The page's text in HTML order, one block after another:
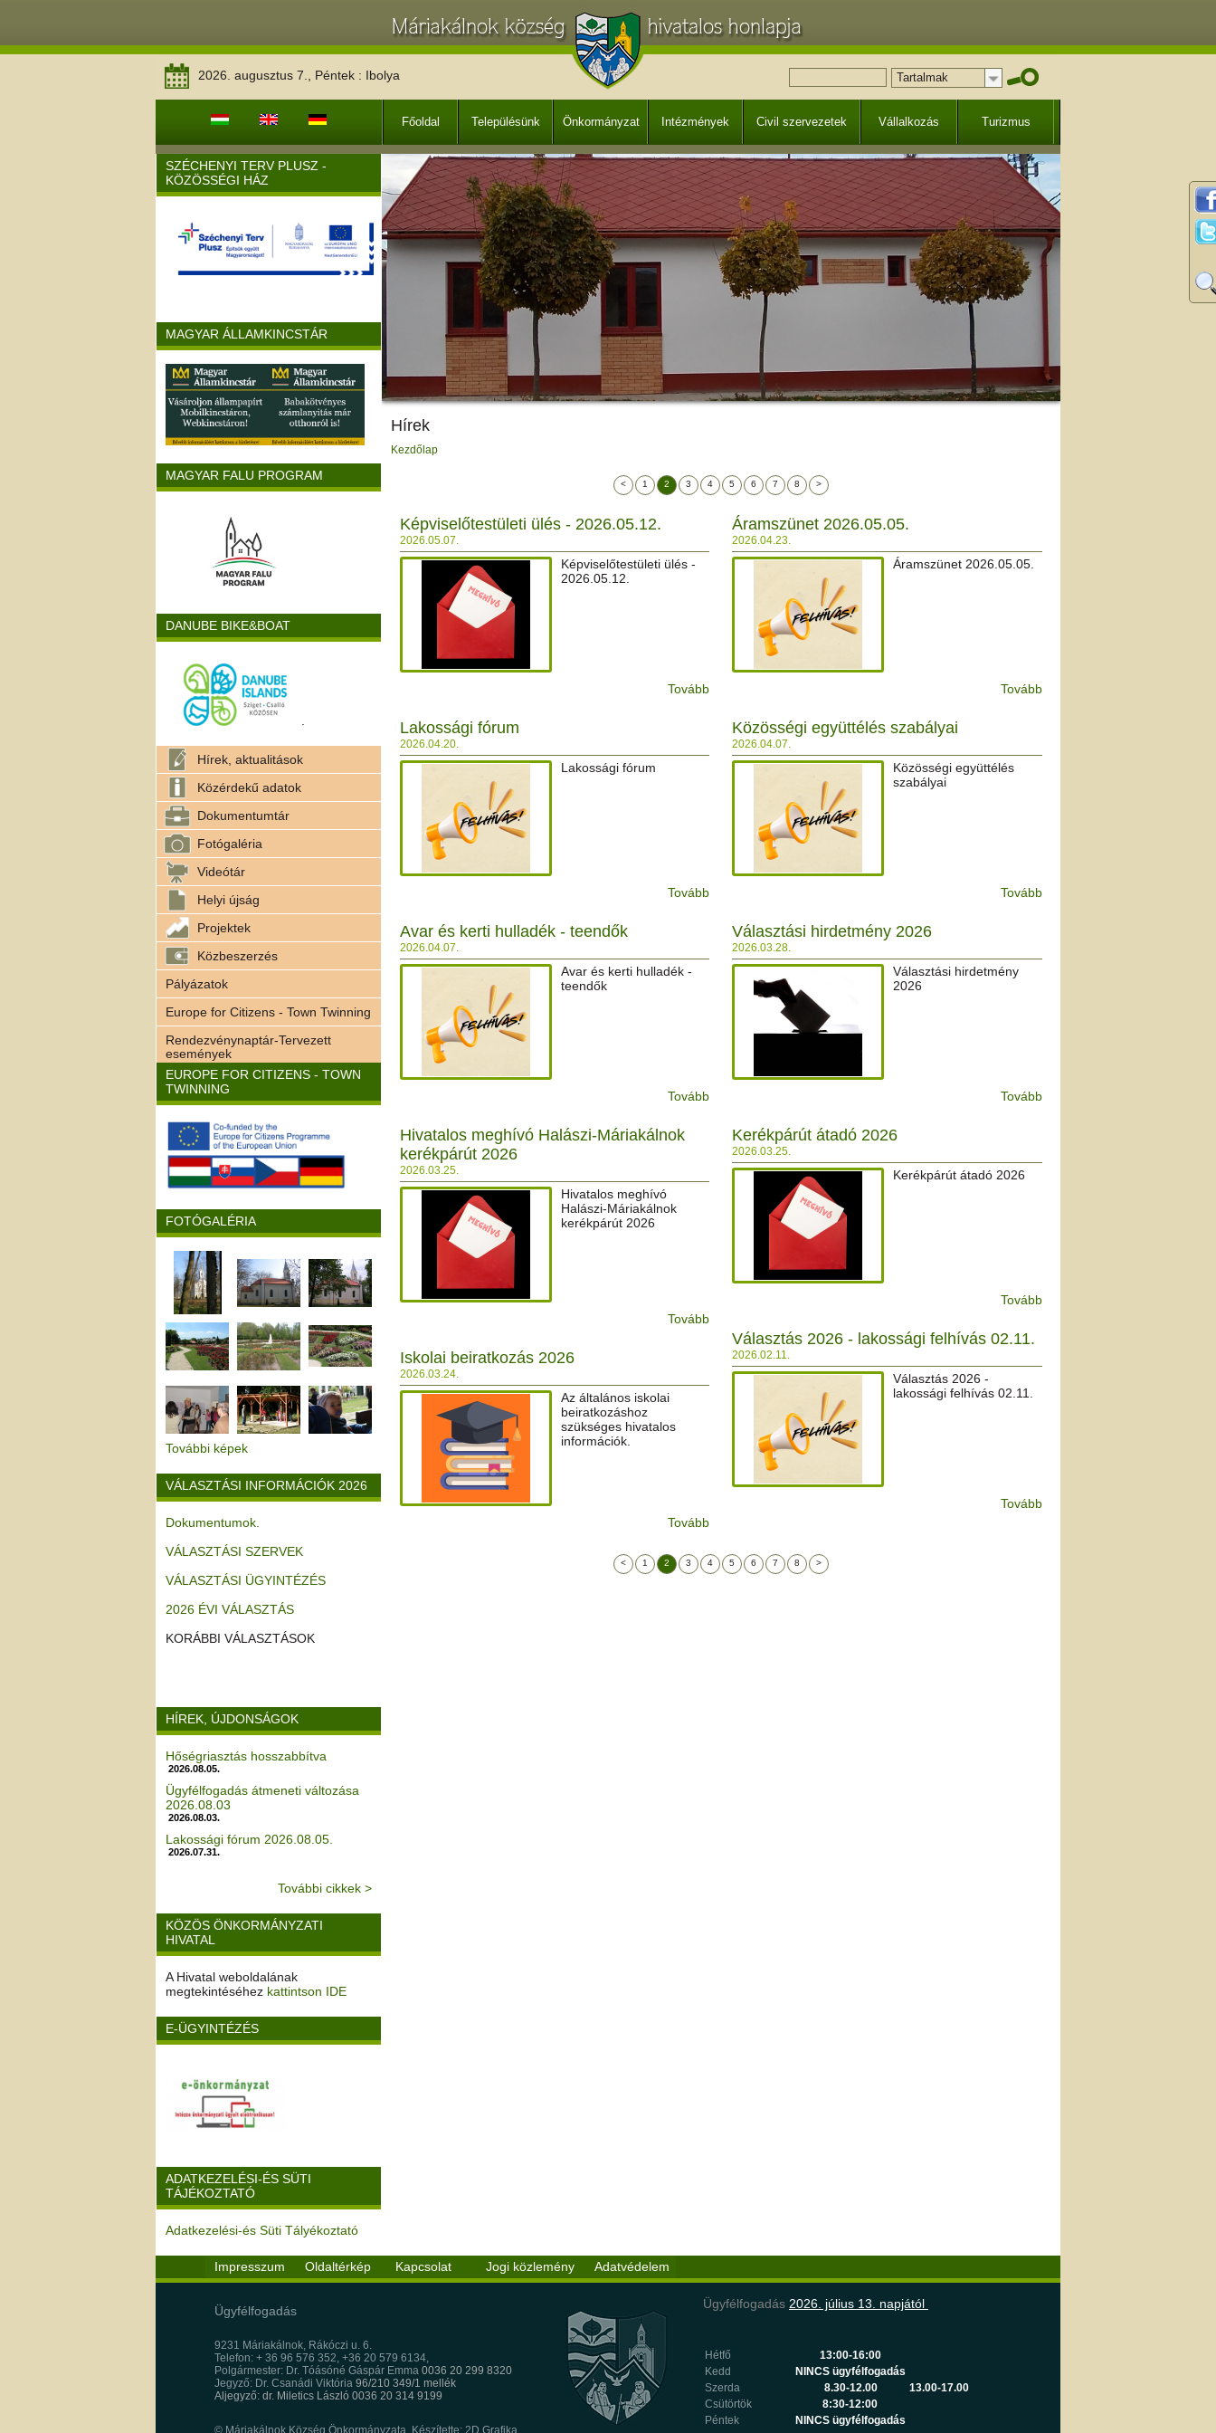
2026. augusztus 7., Péntek : Ibolya Tartalmak
Főoldal Településünk Önkormányzat Intézmények Civil szervezetek Vállalkozás Turizmus
SZÉCHENYI TERV PLUSZ -
KÖZÖSSÉGI HÁZ
MAGYAR ÁLLAMKINCSTÁR
MAGYAR FALU PROGRAM
DANUBE BIKE&BOAT
Hírek, aktualitások
Közérdekű adatok
Dokumentumtár
Fotógaléria
Videótár
Helyi újság
Projektek
Közbeszerzés
Pályázatok
Europe for Citizens - Town Twinning
Rendezvénynaptár-Tervezett
események
EUROPE FOR CITIZENS - TOWN
TWINNING
FOTÓGALÉRIA
További képek
VÁLASZTÁSI INFORMÁCIÓK 2026
Dokumentumok.
VÁLASZTÁSI SZERVEK
VÁLASZTÁSI ÜGYINTÉZÉS
2026 ÉVI VÁLASZTÁS
KORÁBBI VÁLASZTÁSOK
HÍREK, ÚJDONSÁGOK
Hőségriasztás hosszabbítva
2026.08.05.
Ügyfélfogadás átmeneti változása
2026.08.03
2026.08.03.
Lakossági fórum 2026.08.05.
2026.07.31.
További cikkek >
KÖZÖS ÖNKORMÁNYZATI
HIVATAL
A Hivatal weboldalának
megtekintéséhez kattintson IDE
E-ÜGYINTÉZÉS
ADATKEZELÉSI-ÉS SÜTI
TÁJÉKOZTATÓ
Adatkezelési-és Süti Tályékoztató
Hírek
Kezdőlap
< 1 2 3 4 5 6 7 8 >
Képviselőtestületi ülés - 2026.05.12.
2026.05.07.
Képviselőtestületi ülés -
2026.05.12.
Tovább
Lakossági fórum
2026.04.20.
Lakossági fórum
Tovább
Avar és kerti hulladék - teendők
2026.04.07.
Avar és kerti hulladék -
teendők
Tovább
Hivatalos meghívó Halászi-Máriakálnok
kerékpárút 2026
2026.03.25.
Hivatalos meghívó
Halászi-Máriakálnok
kerékpárút 2026
Tovább
Iskolai beiratkozás 2026
2026.03.24.
Az általános iskolai
beiratkozáshoz
szükséges hivatalos
információk.
Tovább
Áramszünet 2026.05.05.
2026.04.23.
Áramszünet 2026.05.05.
Tovább
Közösségi együttélés szabályai
2026.04.07.
Közösségi együttélés
szabályai
Tovább
Választási hirdetmény 2026
2026.03.28.
Választási hirdetmény
2026
Tovább
Kerékpárút átadó 2026
2026.03.25.
Kerékpárút átadó 2026
Tovább
Választás 2026 - lakossági felhívás 02.11.
2026.02.11.
Választás 2026 -
lakossági felhívás 02.11.
Tovább
< 1 2 3 4 5 6 7 8 >
Impresszum Oldaltérkép Kapcsolat Jogi közlemény Adatvédelem
Ügyfélfogadás Ügyfélfogadás 2026. július 13. napjától
9231 Máriakálnok, Rákóczi u. 6.
Telefon: + 36 96 576 352, +36 20 579 6134,
Polgármester: Dr. Tóásóné Gáspár Emma 0036 20 299 8320
Jegyző: Dr. Csanádi Viktória 96/210 349/1 mellék
Aljegyző: dr. Miletics László 0036 20 314 9199
Hétfő
13:00-16:00
Kedd
NINCS ügyfélfogadás
Szerda
8.30-12.00
13.00-17.00
Csütörtök
8:30-12:00
Péntek
NINCS ügyfélfogadás
© Máriakálnok Község Önkormányzata, Készítette: 2D Grafika